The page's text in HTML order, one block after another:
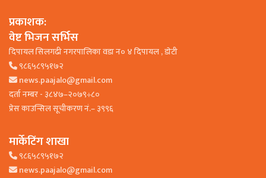
प्रकाशक:
वेष्ट भिजन सर्भिस
दिपायल सिलगढी नगरपालिका वडा न० ४ दिपायल , डाेटी
९८६५८९५१७२
news.paajalo@gmail.com
दर्ता नम्बर - ३८४७–२०७९÷८०
प्रेस काउन्सिल सूचीकरण नं.– ३९९६
मार्केटिंग शाखा
९८६५८९५१७२
news.paajalo@gmail.com